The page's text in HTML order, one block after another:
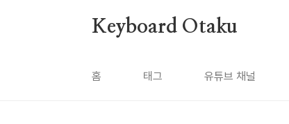
Keyboard Otaku
홈 태그 유튜브 채널